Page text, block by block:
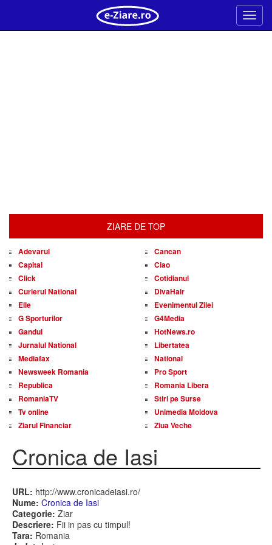
Meniu
ZIARE DE TOP
Adevarul
Cancan
Capital
Ciao
Click
Cotidianul
Curierul National
DivaHair
Elle
Evenimentul Zilei
G Sporturilor
G4Media
Gandul
HotNews.ro
Jurnalul National
Libertatea
Mediafax
National
Newsweek Romania
Pro Sport
Republica
Romania Libera
RomaniaTV
Stiri pe Surse
Tv online
Unimedia Moldova
Ziarul Financiar
Ziua Veche
Cronica de Iasi
URL: http://www.cronicadeiasi.ro/
Nume: Cronica de Iasi
Categorie: Ziar
Descriere: Fii in pas cu timpul!
Tara: Romania